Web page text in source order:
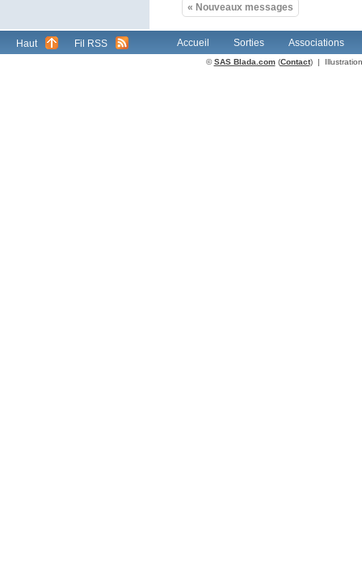
« Nouveaux messages
Haut Fil RSS Accueil Sorties Associations
©SAS Blada.com(Contact) |